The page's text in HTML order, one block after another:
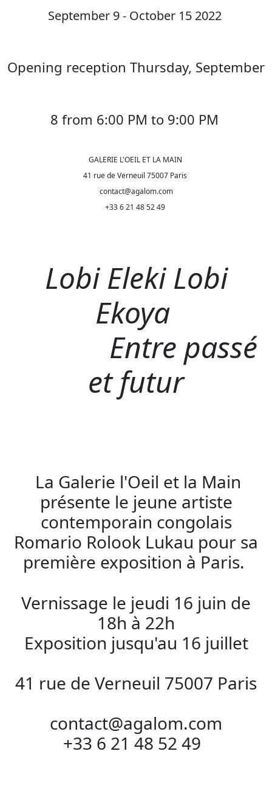
September 9 - October 15 2022
Opening reception Thursday, September
8 from 6:00 PM to 9:00 PM
GALERIE L'OEIL ET LA MAIN
41 rue de Verneuil 75007 Paris
contact@agalom.com
+33 6 21 48 52 49
Lobi Eleki Lobi
Ekoya
Entre passé
et futur
La Galerie l'Oeil et la Main
présente le jeune artiste
contemporain congolais
Romario Rolook Lukau pour sa
première exposition à Paris.
Vernissage le jeudi 16 juin de
18h à 22h
Exposition jusqu'au 16 juillet
41 rue de Verneuil 75007 Paris
contact@agalom.com
+33 6 21 48 52 49